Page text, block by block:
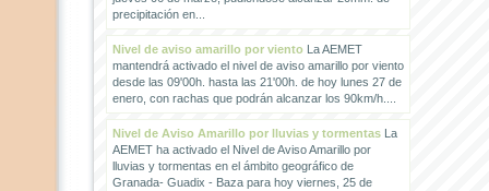
precipitación en...
Nivel de aviso amarillo por vientoLa AEMET
mantendrá activado el nivel de aviso amarillo por viento
desde las 09'00h. hasta las 21'00h. de hoy lunes 27 de
enero, con rachas que podrán alcanzar los 90km/h....
Nivel de Aviso Amarillo por lluvias y tormentasLa
AEMET ha activado el Nivel de Aviso Amarillo por
lluvias y tormentas en el ámbito geográfico de
Granada- Guadix - Baza para hoy viernes, 25 de